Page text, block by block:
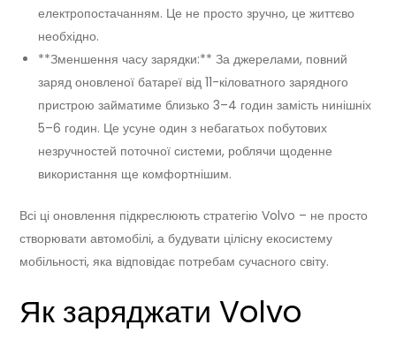
електропостачанням. Це не просто зручно, це життєво
необхідно.
**Зменшення часу зарядки:** За джерелами, повний
заряд оновленої батареї від 11-кіловатного зарядного
пристрою займатиме близько 3–4 годин замість нинішніх
5–6 годин. Це усуне один з небагатьох побутових
незручностей поточної системи, роблячи щоденне
використання ще комфортнішим.
Всі ці оновлення підкреслюють стратегію Volvo – не просто
створювати автомобілі, а будувати цілісну екосистему
мобільності, яка відповідає потребам сучасного світу.
Як заряджати Volvo